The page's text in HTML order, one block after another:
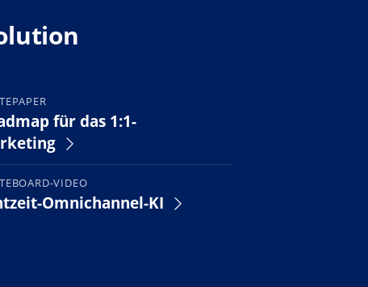
für das 1:1-
VIDEO
Omnichannel-KI